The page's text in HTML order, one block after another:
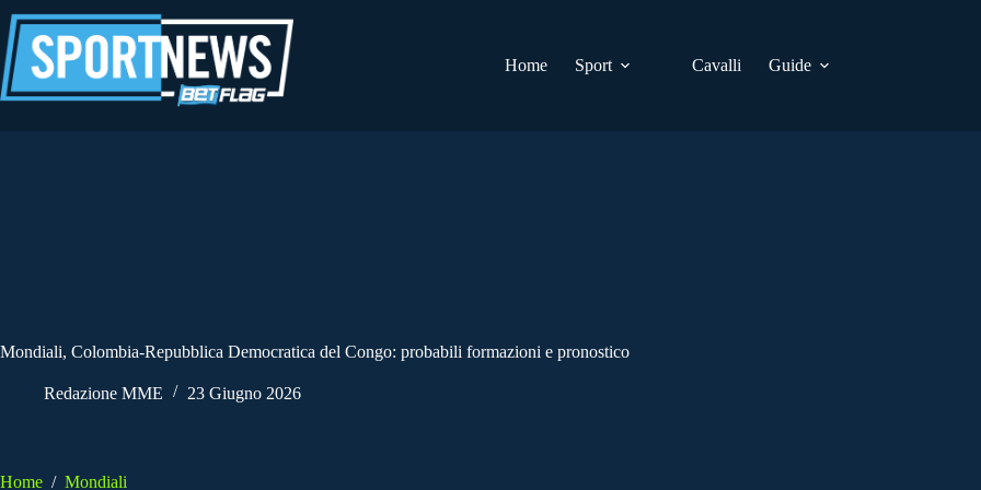
al
contenuto
Home
Sport Cavalli Guide
Mondiali, Colombia-Repubblica Democratica del Congo: probabili formazioni e pronostico
Redazione MME 23 Giugno 2026
Home / Mondiali